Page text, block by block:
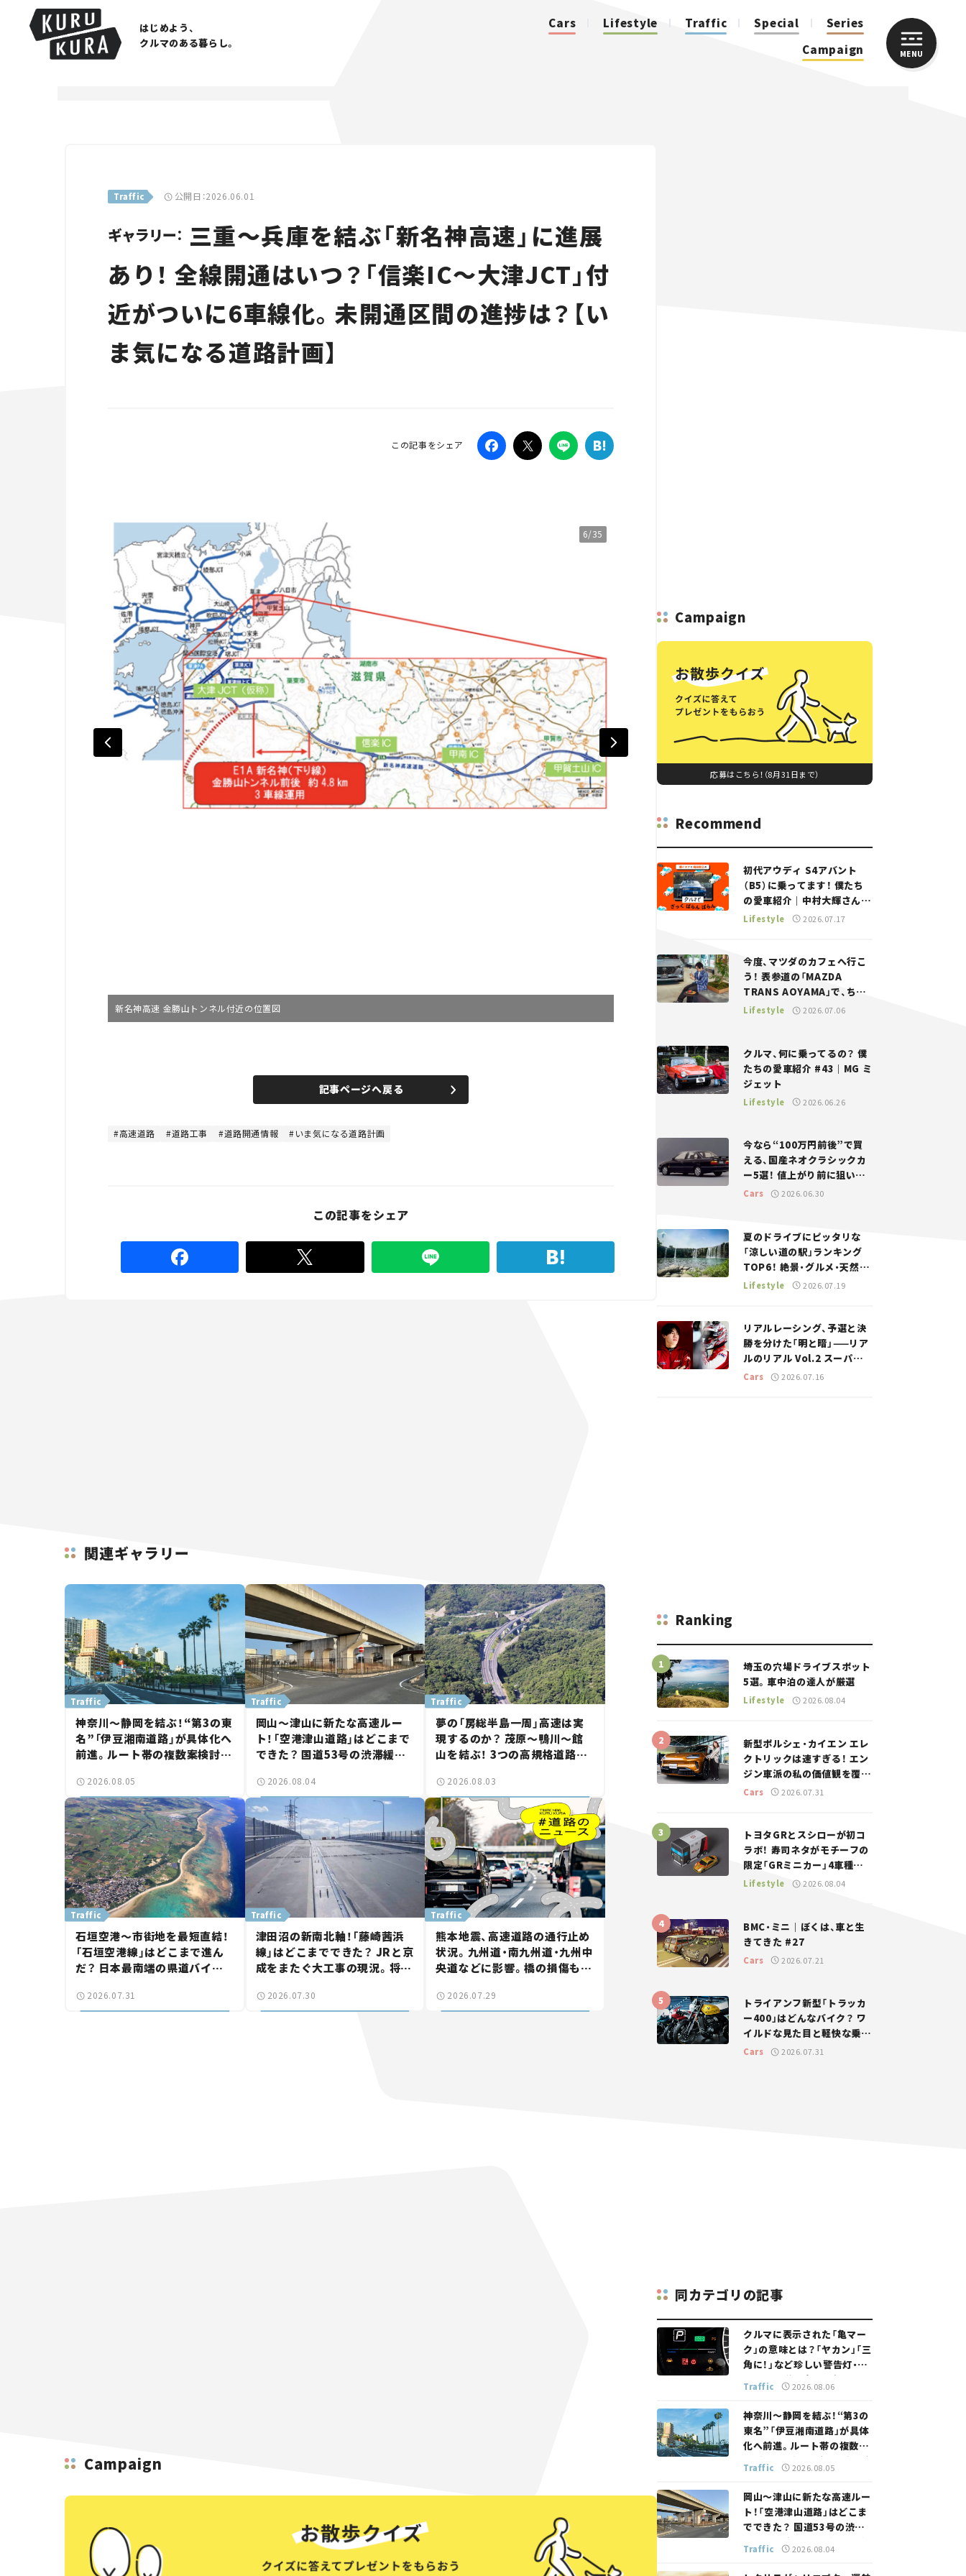
はじめよう、
クルマのある暮らし。
Cars Lifestyle Traffic Special
Series
Campaign
MENU
Traffic 公開日：2026.06.01
ギャラリー： 三重～兵庫を結ぶ「新名神高速」に進展
あり！ 全線開通はいつ？「信楽IC～大津JCT」付
近がついに6車線化。未開通区間の進捗は？【い
ま気になる道路計画】
この記事をシェア
6/35
新名神高速 金勝山トンネル付近の位置図
記事ページへ戻る
高速道路 道路工事 道路開通情報 いま気になる道路計画
この記事をシェア
関連ギャラリー
Traffic
神奈川～静岡を結ぶ！“第3の東
名”「伊豆湘南道路」が具体化へ
前進。ルート帯の複数案検討
【いま気になる道路計画】
2026.08.05
Traffic
岡山～津山に新たな高速ルー
ト！「空港津山道路」はどこまで
できた？ 国道53号の渋滞緩和
【いま気になる道路計画】
2026.08.04
Traffic
夢の「房総半島一周」高速は実
現するのか？ 茂原～鴨川～館
山を結ぶ！ 3つの高規格道路計
討進む【いま気になる道路計
画】
2026.08.03
Traffic
石垣空港～市街地を最短直結！
「石垣空港線」はどこまで進ん
だ？ 日本最南端の県道バイパ
気になる道路計画】
2026.07.31
Traffic
津田沼の新南北軸！「藤崎茜浜
線」はどこまでできた？ JRと京
成をまたぐ大工事の現況。将来
結【いま気になる道路計画】
2026.07.30
Traffic
熊本地震、高速道路の通行止め
状況。九州道・南九州道・九州中
央道などに影響。橋の損傷も確
2026.07.29
Campaign
Campaign
応募はこちら！（8月31日まで）
Recommend
初代アウディ S4アバント
（B5）に乗ってます！ 僕たち
の愛車紹介｜中村大輝さん
——瀬イオナと嶋田智之の
Lifestyle 2026.07.17
今度、マツダのカフェへ行こ
う！ 表参道の「MAZDA
TRANS AOYAMA」で、ちょ
っとひと息。——連載｜CCG
Lifestyle 2026.07.06
クルマ、何に乗ってるの？ 僕
たちの愛車紹介 #43｜MG ミ
ジェット
Lifestyle 2026.06.26
今なら“100万円前後”で買
える、国産ネオクラシックカ
ー5選！ 値上がり前に狙いた
い、中古車探しをお手伝い――ち
Cars 2026.06.30
夏のドライブにピッタリな
「涼しい道の駅」ランキング
TOP6！ 絶景・グルメ・天然ク
ーラーなど、避暑におすすめ
Lifestyle 2026.07.19
リアルレーシング、予選と決
勝を分けた「明と暗」——リア
ルのリアル Vol.2 スーパー
GT 2026開幕戦 岡山国際サ
Cars 2026.07.16
Ranking
埼玉の穴場ドライブスポット
5選。車中泊の達人が厳選
Lifestyle 2026.08.04
新型ポルシェ・カイエン エレ
クトリックは速すぎる！ エン
ジン車派の私の価値観を覆し
た、新しいポルシェの走り。
Cars 2026.07.31
トヨタGRとスシローが初コ
ラボ！ 寿司ネタがモチーフの
限定「GRミニカー」4車種が
登場。入手方法は？【クルマ
Lifestyle 2026.08.04
BMC・ミニ｜ぼくは、車と生
きてきた #27
Cars 2026.07.21
トライアンフ新型「トラッカ
ー400」はどんなバイク？ ワ
イルドな見た目と軽快な乗り
味を両立した400ccフラット
Cars 2026.07.31
同カテゴリの記事
クルマに表示された「亀マー
ク」の意味とは？「ヤカン」「三
角に！」など珍しい警告灯・表
示灯を解説。 意外と便利なマ
ークも【クルマの知識】
Traffic 2026.08.06
神奈川～静岡を結ぶ！“第3の
東名”「伊豆湘南道路」が具体
化へ前進。ルート帯の複数案
検討へ。熱海まで信号ゼロが
実現？ 【いま気になる道路計
画】
Traffic 2026.08.05
岡山～津山に新たな高速ルー
ト！「空港津山道路」はどこま
でできた？ 国道53号の渋滞
緩和に期待。岡山市側でも動
きが【いま気になる道路計画】
Traffic 2026.08.04
CLOSE
Traffic
Special
Series